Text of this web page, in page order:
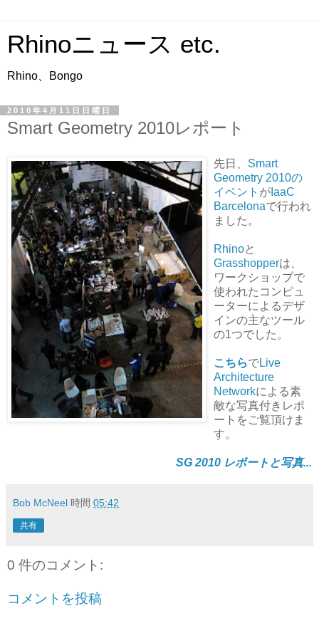
Rhinoニュース etc.
Rhino、Bongo
2010年4月11日日曜日
Smart Geometry 2010レポート
先日、 Smart
Geometry 2010の
イベント が IaaC
Barcelonaで行われ
ました。
Rhinoと
Grasshopperは、
ワークショップで
使われたコンピュ
ーターによるデザ
インの主なツール
の1つでした。
こちらでLive
Architecture
Networkによる素
敵な写真付きレポ
ートをご覧頂けま
す。
SG 2010 レポートと写真...
Bob McNeel 時間 05:42
共有
0 件のコメント:
コメントを投稿